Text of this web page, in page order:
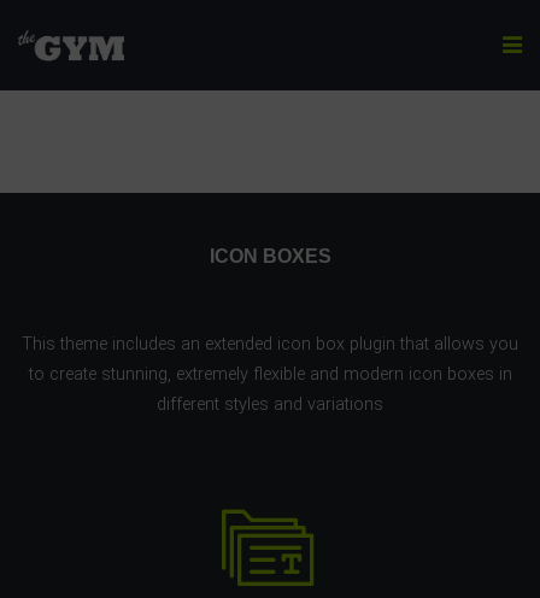
ICON BOXES
This theme includes an extended icon box plugin that allows you
to create stunning, extremely flexible and modern icon boxes in
different styles and variations